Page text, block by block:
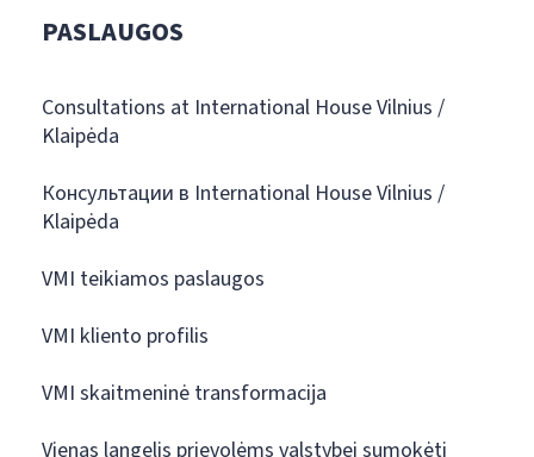
PASLAUGOS
Consultations at International House Vilnius /
Klaipėda
Консультации в International House Vilnius /
Klaipėda
VMI teikiamos paslaugos
VMI kliento profilis
VMI skaitmeninė transformacija
Vienas langelis prievolėms valstybei sumokėti